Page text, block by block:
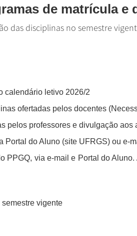
de matrícula e
das disciplinas no semestre
calendário letivo 2026/2
ofertadas pelos docentes
pelos professores e divulgação aos
do Aluno (site UFRGS) ou e-
via e-mail e Portal do
vigente